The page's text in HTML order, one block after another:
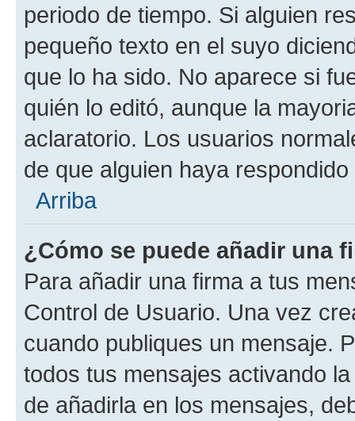
periodo de tiempo. Si alguien
pequeño texto en el suyo
que lo ha sido. No aparece si
quién lo editó, aunque la
aclaratorio. Los usuarios
de que alguien haya
Arriba
¿Cómo se puede añadir una
Para añadir una firma a tus
Control de Usuario. Una vez
cuando publiques un mensaje.
todos tus mensajes activando
de añadirla en los mensajes,